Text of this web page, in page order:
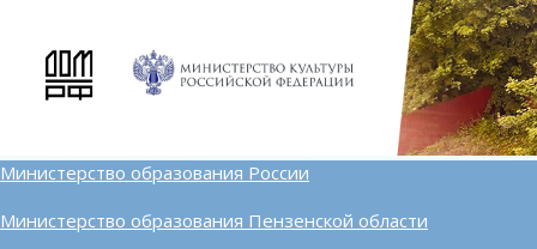
Министерство образования России
Министерство образования Пензенской области